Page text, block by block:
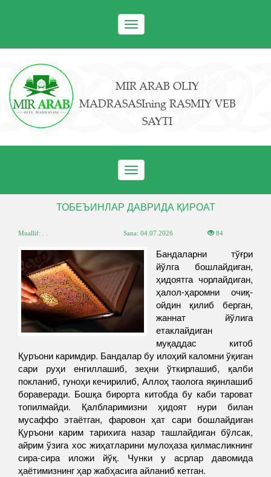
Toggle
navigation
MIR ARAB OLIY
MADRASASIning RASMIY VEB
SAYTI
Toggle
navigation
ТОБЕЪИНЛАР ДАВРИДА ҚИРОАТ
Muallif: . . Sana:04.07.2026 84
Бандаларни тўғри
йўлга бошлайдиган,
ҳидоятга чорлайдиган,
ҳалол-ҳаромни очиқ-
ойдин қилиб берган,
жаннат йўлига
етаклайдиган
муқаддас китоб
Қуръони каримдир. Бандалар бу илоҳий каломни ўқиган
сари руҳи енгиллашиб, зеҳни ўткирлашиб, қалби
покланиб, гуноҳи кечирилиб, Аллоҳ таолога яқинлашиб
бораверади. Бошқа бирорта китобда бу каби тароват
топилмайди. Қалбларимизни ҳидоят нури билан
мусаффо этаётган, фаровон ҳат сари бошлайдиган
Қуръони карим тарихига назар ташлайдиган бўлсак,
айрим ўзига хос жиҳатларини мулоҳаза қилмасликнинг
сира-сира иложи йўқ. Чунки у асрлар давомида
ҳаётимизнинг ҳар жабҳасига айланиб кетган.